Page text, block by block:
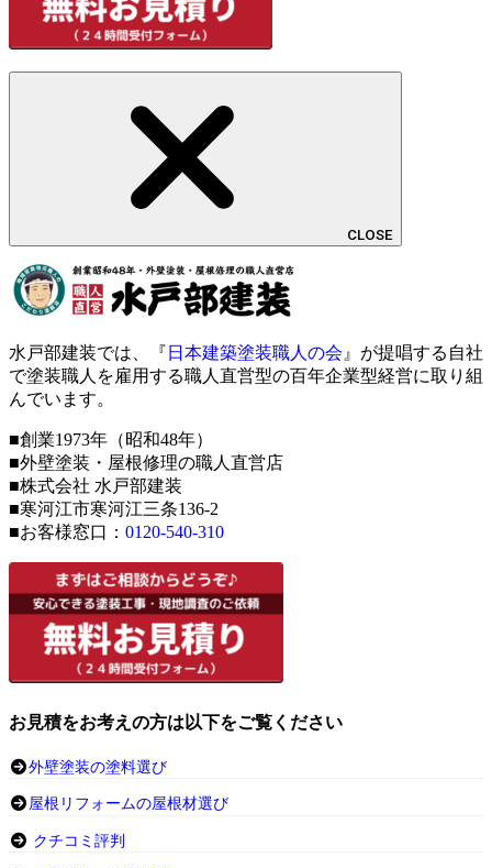
CLOSE
水戸部建装では、『 日本建築塗装職人の会 』が提唱する自社
で塗装職人を雇用する職人直営型の百年企業型経営に取り組
んでいます。
■創業1973年（昭和48年）
■外壁塗装・屋根修理の職人直営店
■株式会社 水戸部建装
■寒河江市寒河江三条136-2
■お客様窓口： 0120-540-310
お見積をお考えの方は以下をご覧ください
外壁塗装の塗料選び
屋根リフォームの屋根材選び
クチコミ評判